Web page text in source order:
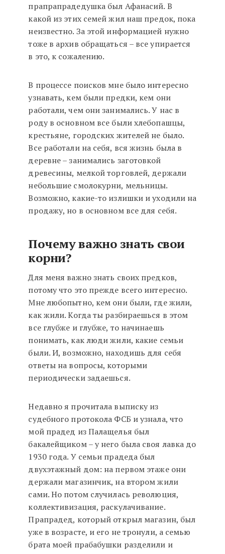
прапрапрадедушка был Афанасий. В
какой из этих семей жил наш предок, пока
неизвестно. За этой информацией нужно
тоже в архив обращаться – все упирается
в это, к сожалению.
В процессе поисков мне было интересно
узнавать, кем были предки, кем они
работали, чем они занимались. У нас в
роду в основном все были хлебопашцы,
крестьяне, городских жителей не было.
Все работали на себя, вся жизнь была в
деревне – занимались заготовкой
древесины, мелкой торговлей, держали
небольшие смолокурни, мельницы.
Возможно, какие-то излишки и уходили на
продажу, но в основном все для себя.
Почему важно знать свои
корни?
Для меня важно знать своих предков,
потому что это прежде всего интересно.
Мне любопытно, кем они были, где жили,
как жили. Когда ты разбираешься в этом
все глубже и глубже, то начинаешь
понимать, как люди жили, какие семьи
были. И, возможно, находишь для себя
ответы на вопросы, которыми
периодически задаешься.
Недавно я прочитала выписку из
судебного протокола ФСБ и узнала, что
мой прадед из Палащелья был
бакалейщиком – у него была своя лавка до
1930 года. У семьи прадеда был
двухэтажный дом: на первом этаже они
держали магазинчик, на втором жили
сами. Но потом случилась революция,
коллективизация, раскулачивание.
Прапрадед, который открыл магазин, был
уже в возрасте, и его не тронули, а семью
брата моей прабабушки разделили и